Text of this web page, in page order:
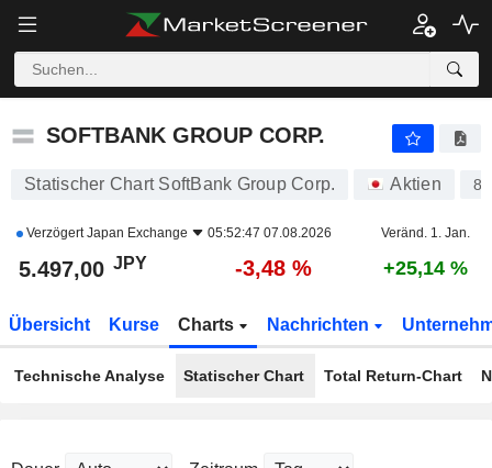
SOFTBANK GROUP CORP.
SOFTBANK GROUP CORP.
Statischer Chart SoftBank Group Corp. Aktien
VerzögertJapan Exchange 05:52:47 07.08.2026 Veränd. 1. Jan.
5.497,00 JPY -3,48 % +25,14 %
Übersicht Kurse Charts Nachrichten
Technische Analyse Statischer Chart Total Return-Chart